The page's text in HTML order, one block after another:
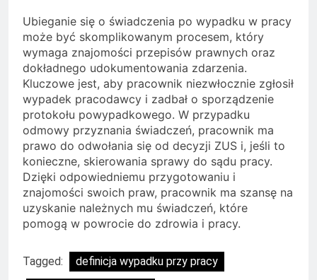
Ubieganie się o świadczenia po wypadku w pracy
może być skomplikowanym procesem, który
wymaga znajomości przepisów prawnych oraz
dokładnego udokumentowania zdarzenia.
Kluczowe jest, aby pracownik niezwłocznie zgłosił
wypadek pracodawcy i zadbał o sporządzenie
protokołu powypadkowego. W przypadku
odmowy przyznania świadczeń, pracownik ma
prawo do odwołania się od decyzji ZUS i, jeśli to
konieczne, skierowania sprawy do sądu pracy.
Dzięki odpowiedniemu przygotowaniu i
znajomości swoich praw, pracownik ma szansę na
uzyskanie należnych mu świadczeń, które
pomogą w powrocie do zdrowia i pracy.
Tagged:
definicja wypadku przy pracy